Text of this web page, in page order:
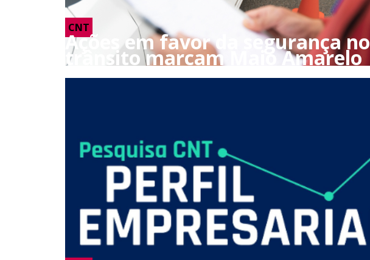
CNT
Ações em favor da segurança no
trânsito marcam Maio Amarelo